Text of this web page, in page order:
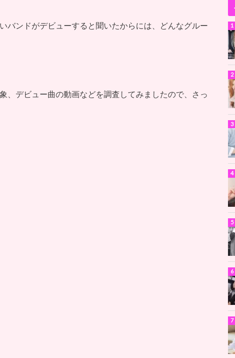
バンドがデビューすると聞いたからには、どんなグルー
、デビュー曲の動画などを調査してみましたので、さっ